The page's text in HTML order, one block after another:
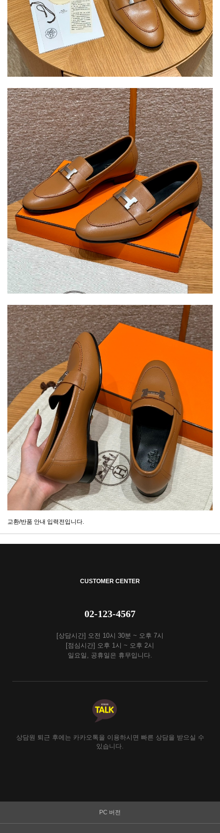
교환/반품 안내 입력전입니다.
CUSTOMER CENTER
02-123-4567
[상담시간] 오전 10시 30분 ~ 오후 7시
[점심시간] 오후 1시 ~ 오후 2시
일요일, 공휴일은 휴무입니다.
상담원 퇴근 후에는 카카오톡을 이용하시면 빠른 상담을 받으실 수
있습니다.
PC 버전